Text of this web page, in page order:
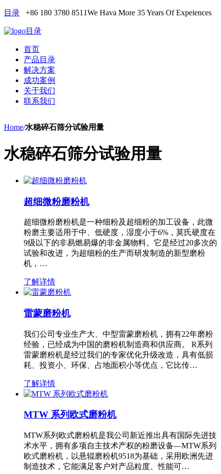
目录 +86 180 3780 8511We Hava More 35 Years Of Expeiences
目录
首页
产品目录
解决方案
成功案例
关于我们
联系我们
Home/水稳碎石筛分试验用量
水稳碎石筛分试验用量
超细微粉磨粉机
超细微粉磨粉机是一种细粉及超细粉的加工设备，此微
粉磨主要适用于中、低硬度，湿度小于6%，莫氏硬度在
9级以下的非易燃易爆的非金属物料。它是经过20多次的
试验和改进，为超细粉的生产而研发制造的新型磨粉
机，…
了解详情
雷蒙磨粉机
我们公司专业生产大、中型雷蒙磨粉机，拥有22年磨粉
经验，已经成为中国的磨粉机制造商和供应商。 R系列
雷蒙磨粉机是经过我们的专家优化升级改造，具有低损
耗、投资小、环保、占地面积小等优点，它比传…
了解详情
MTW 系列欧式磨粉机
MTW系列欧式磨粉机是我公司新近推出具有国际先进技
术水平，拥有多项自主技术产权的粉磨设备—MTW系列
欧式磨粉机，以悬辊磨粉机9518为基础，采用欧洲先进
制造技术，它能满足客户对产品粒度、性能可…